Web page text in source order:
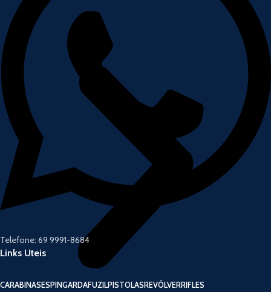
Telefone: 69 9991-8684
Links Uteis
CARABINASESPINGARDAFUZILPISTOLASREVÓLVERRIFLES